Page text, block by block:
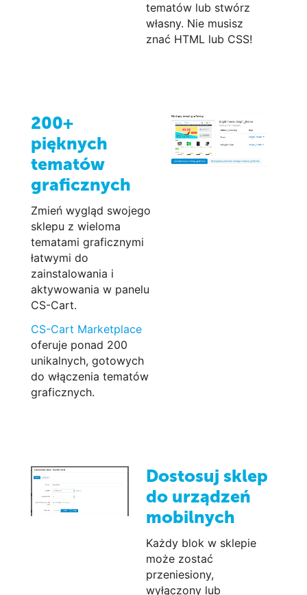
tematów lub stwórz
własny. Nie musisz
znać HTML lub CSS!
200+
pięknych
tematów
graficznych
Zmień wygląd swojego
sklepu z wieloma
tematami graficznymi
łatwymi do
zainstalowania i
aktywowania w panelu
CS-Cart.
CS-Cart Marketplace
oferuje ponad 200
unikalnych, gotowych
do włączenia tematów
graficznych.
Dostosuj sklep
do urządzeń
mobilnych
Każdy blok w sklepie
może zostać
przeniesiony,
wyłączony lub